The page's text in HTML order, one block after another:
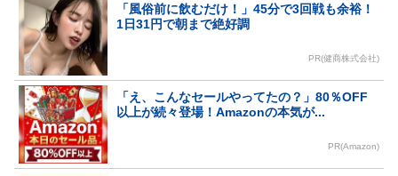
「風俗前に飲むだけ！」45分で3回戦も余裕！
1日31円で朝まで絶好調
PR(健商株式会社)
「え、こんなセールやってたの？」80％OFF
以上が続々登場！Amazonの本気が...
PR(Amazon)